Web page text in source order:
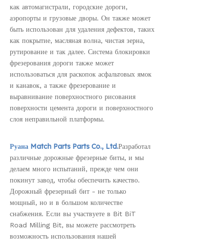
как автомагистрали, городские дороги,
аэропорты и грузовые дворы. Он также может
быть использован для удаления дефектов, таких
как покрытие, масляная волна, чистая зерна,
рутирование и так далее. Система блокировки
фрезерования дороги также может
использоваться для раскопок асфальтовых ямок
и канавок, а также фрезерование и
выравнивание поверхностного рисования
поверхности цемента дороги и поверхностного
слоя неправильной платформы.
Руана Match Parts Parts Co., Ltd.Разработал
различные дорожные фрезерные биты, и мы
делаем много испытаний, прежде чем они
покинут завод, чтобы обеспечить качество.
Дорожный фрезерный бит - не только
мощный, но и в большом количестве
снабжения. Если вы участвуете в Bit BiT
Road Milling Bit, вы можете рассмотреть
возможность использования нашей